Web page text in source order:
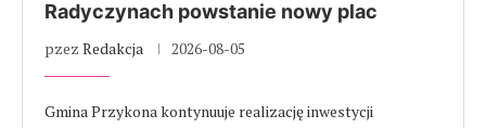
Radyczynach powstanie nowy plac
pzez Redakcja 2026-08-05
Gmina Przykona kontynuuje realizację inwestycji